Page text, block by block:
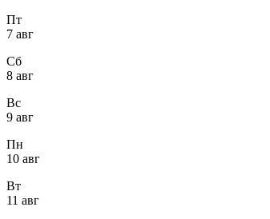
Пт
7 авг
Сб
8 авг
Вс
9 авг
Пн
10 авг
Вт
11 авг